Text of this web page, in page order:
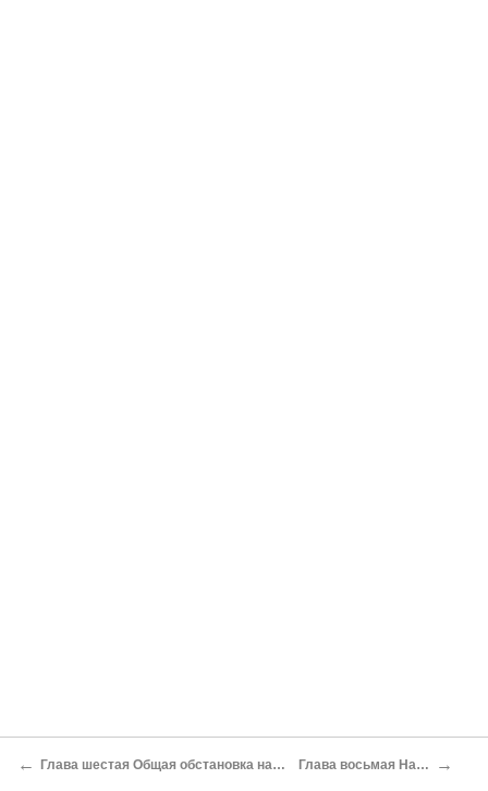
← Глава шестая Общая обстановка на Западном фронте в середине января Прорыв немецкой обороны на Волоколамско-Гжатском направлении и преследование противника до Гжатского оборонительного рубежа Глава восьмая Наступление армий левого крыла на Кондрово, Юхнов, Киров, Людиново с 5–9 по 31 января 1942 г →